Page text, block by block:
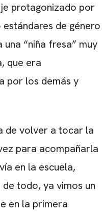
protagonizado por
de género
“niña fresa” muy
que era
por los demás y
de volver a tocar la
para acompañarla
en la escuela,
todo, ya vimos un
en la primera